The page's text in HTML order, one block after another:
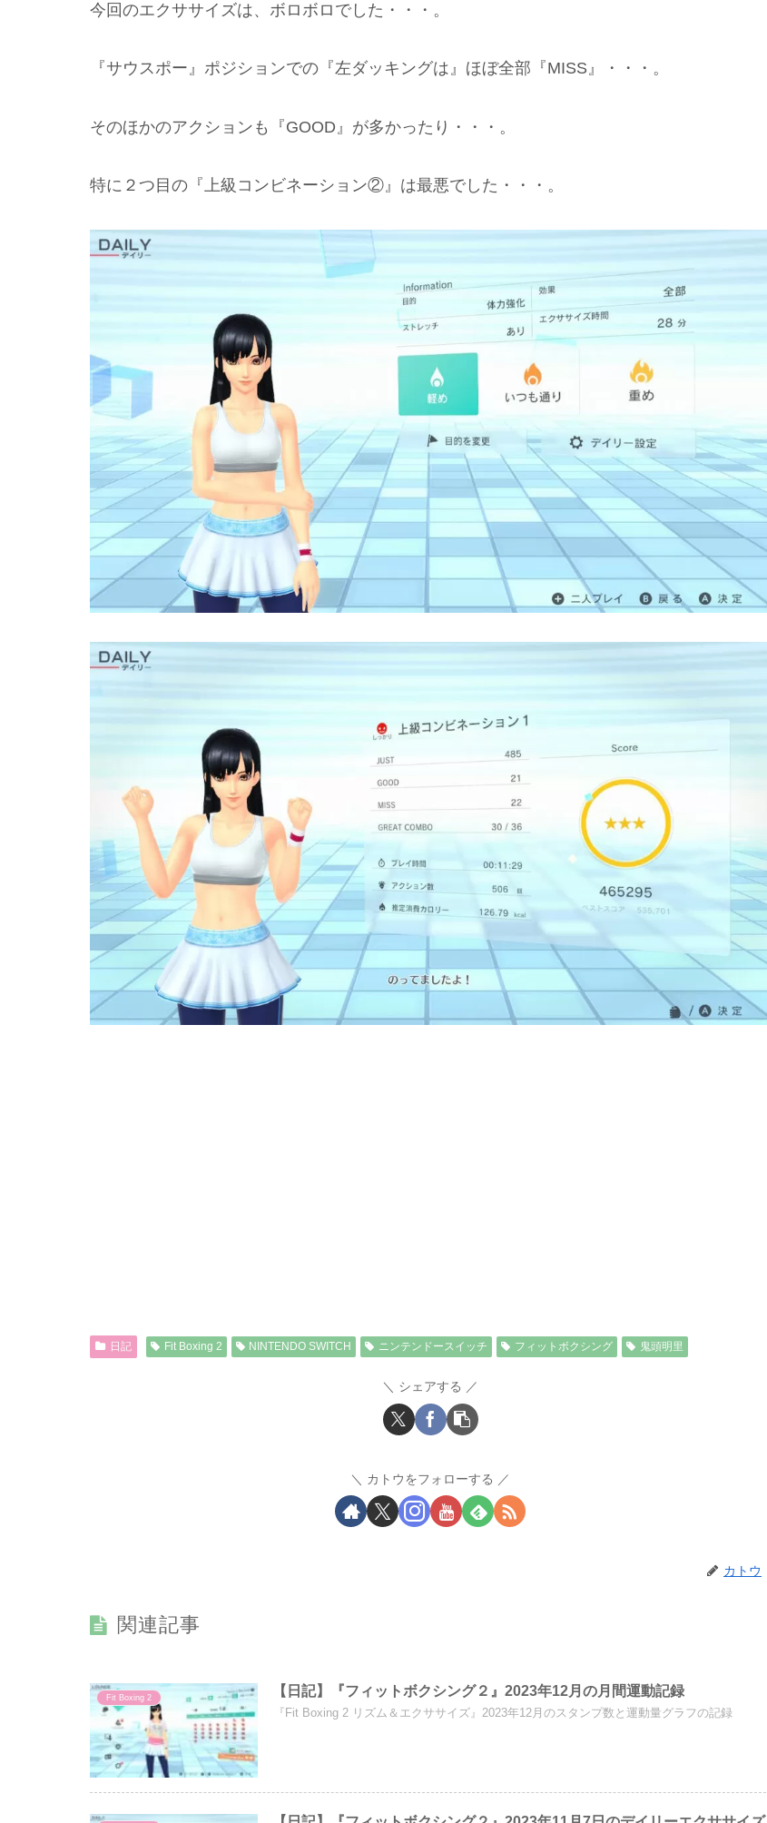
今回のエクササイズは、ボロボロでした・・・。
『サウスポー』ポジションでの『左ダッキングは』ほぼ全部『MISS』・・・。
そのほかのアクションも『GOOD』が多かったり・・・。
特に２つ目の『上級コンビネーション②』は最悪でした・・・。
日記 Fit Boxing 2 NINTENDO SWITCH ニンテンドースイッチ フィットボクシング 鬼頭明里
シェアする
カトウをフォローする
カトウ
関連記事
Fit Boxing 2 【日記】『フィットボクシング２』2023年12月の月間運動記録
『Fit Boxing 2 リズム＆エクササイズ』2023年12月のスタンプ数と運動量グラフの記録